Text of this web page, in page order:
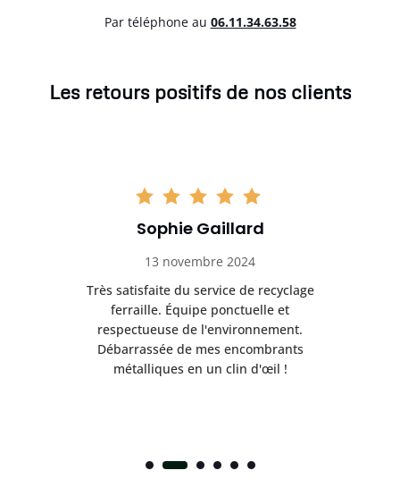
Par téléphone au 06.11.34.63.58
Les retours positifs de nos clients
Sophie Gaillard
13 novembre 2024
Très satisfaite du service de recyclage
ferraille. Équipe ponctuelle et
respectueuse de l'environnement.
Débarrassée de mes encombrants
métalliques en un clin d'œil !